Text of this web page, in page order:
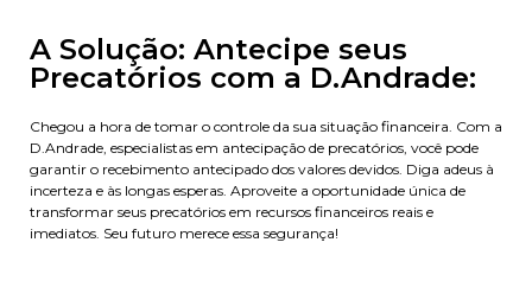
A Solução: Antecipe seus
Precatórios com a D.Andrade:
Chegou a hora de tomar o controle da sua situação financeira. Com a
D.Andrade, especialistas em antecipação de precatórios, você pode
garantir o recebimento antecipado dos valores devidos. Diga adeus à
incerteza e às longas esperas. Aproveite a oportunidade única de
transformar seus precatórios em recursos financeiros reais e
imediatos. Seu futuro merece essa segurança!